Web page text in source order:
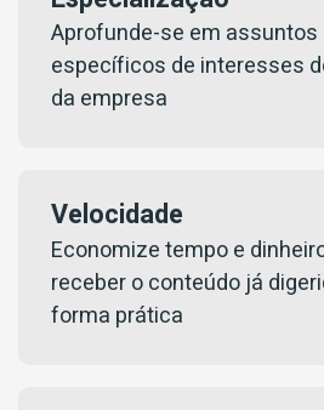
Aprofunde-se em assuntos
específicos de interesses
da empresa
Velocidade
Economize tempo e
receber o conteúdo já
forma prática